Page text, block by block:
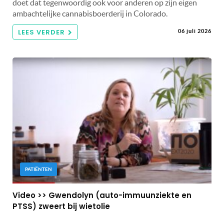
doet dat tegenwoordig ook voor anderen op zijn eigen
ambachtelijke cannabisboerderij in Colorado.
LEES VERDER 06 juli 2026
PATIËNTEN
Video >> Gwendolyn (auto-immuunziekte en
PTSS) zweert bij wietolie